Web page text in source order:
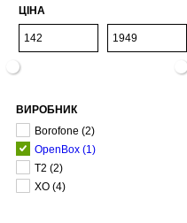
ЦІНА
ВИРОБНИК
Borofone (2)
OpenBox (1)
T2 (2)
XO (4)